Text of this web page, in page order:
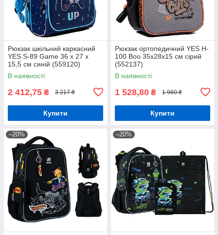
Рюкзак шкільний каркасний
YES S-89 Game 36 x 27 x
15,5 см синій (559120)
В наявності
2 412,75 ₴ 3 217 ₴
Купити
Рюкзак ортопедичний YES H-
100 Boo 35х28х15 см сірий
(552137)
В наявності
1 528,80 ₴ 1 960 ₴
Купити
–20% –20%